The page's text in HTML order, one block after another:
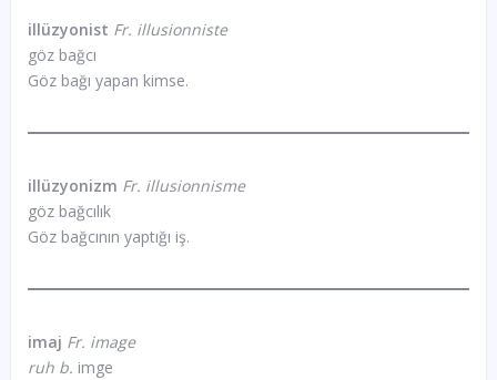
illüzyonist Fr. illusionniste
göz bağcı
Göz bağı yapan kimse.
illüzyonizm Fr. illusionnisme
göz bağcılık
Göz bağcının yaptığı iş.
imaj Fr. image
ruh b. imge